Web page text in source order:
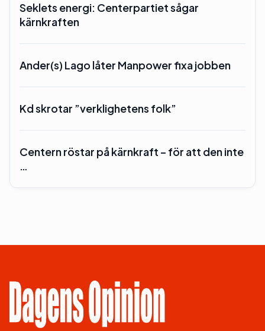
Seklets energi: Centerpartiet sågar
kärnkraften
Ander(s) Lago låter Manpower fixa jobben
Kd skrotar ”verklighetens folk”
Centern röstar på kärnkraft – för att den inte
…